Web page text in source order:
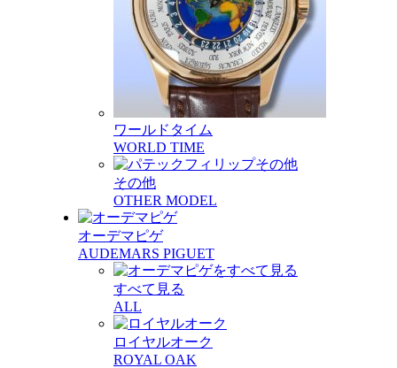
ワールドタイム
WORLD TIME
その他
OTHER MODEL
オーデマピゲ
AUDEMARS PIGUET
すべて見る
ALL
ロイヤルオーク
ROYAL OAK